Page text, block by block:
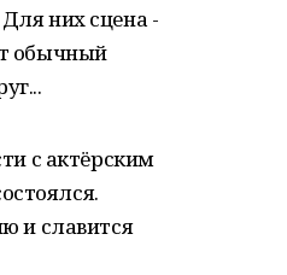
них сцена -
обычный
с актёрским
и славится